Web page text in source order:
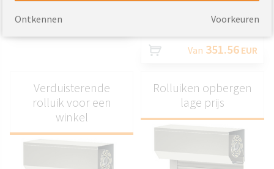
Van
omgevingen
Van 351.56 EUR
Verduisterende
rolluik voor een
winkel
Rolluiken opbergen
lage prijs
Voorkeuren
Ontkennen